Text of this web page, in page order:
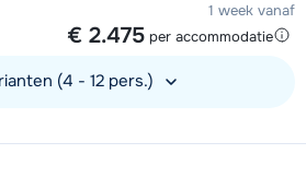
1 week vanaf
€ 2.475 per accommodatie
(4 - 12 pers.)